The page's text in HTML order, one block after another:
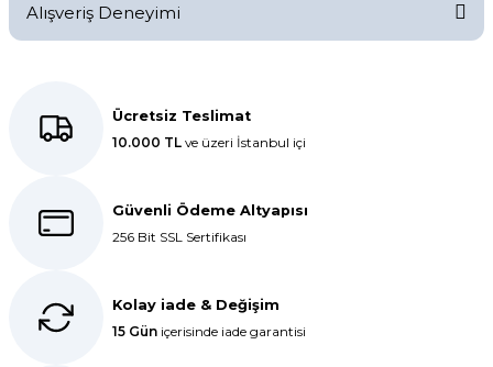
Soru Sor
Alışveriş Deneyimi
E... K... | 27/10/2025
Dolphin aynı kalitede . Hızlı kargo
ve teslimat için ayrıca teşekkür
Bir önceki siparişim sorunsuz geldi
Ücretsiz Teslimat
10.000 TL ve üzeri İstanbul içi
Güvenli Ödeme Altyapısı
256 Bit SSL Sertifikası
Kolay iade & Değişim
15 Gün içerisinde iade garantisi